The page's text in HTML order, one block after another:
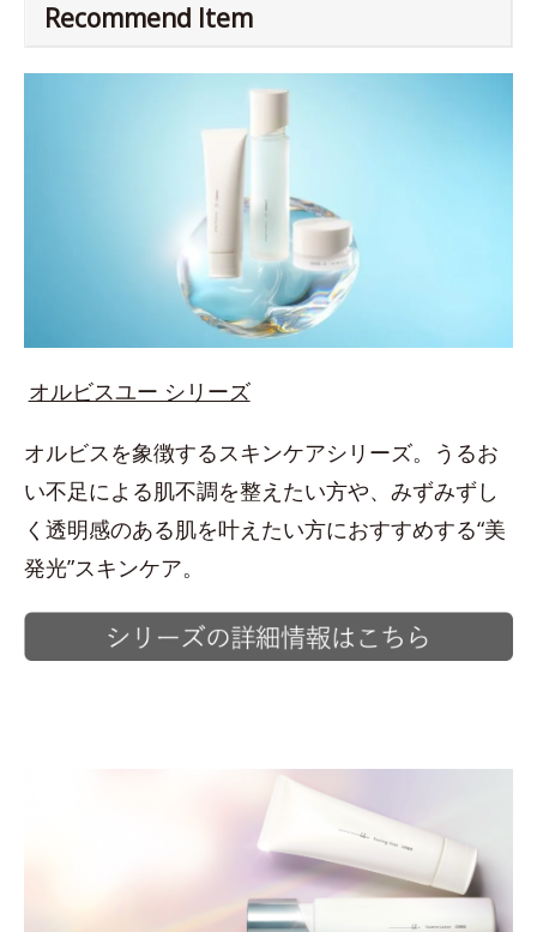
Recommend Item
オルビスユー シリーズ
オルビスを象徴するスキンケアシリーズ。うるお
い不足による肌不調を整えたい方や、みずみずし
く透明感のある肌を叶えたい方におすすめする“美
発光”スキンケア。